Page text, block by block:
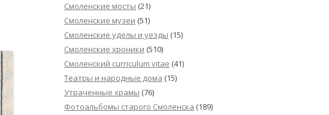
Смоленские мосты (21)
Смоленские музеи (51)
Смоленские уделы и уезды (15)
Смоленские хроники (510)
Смоленский сurriculum vitae (41)
Театры и народные дома (15)
Утраченные храмы (76)
Фотоальбомы старого Смоленска (189)